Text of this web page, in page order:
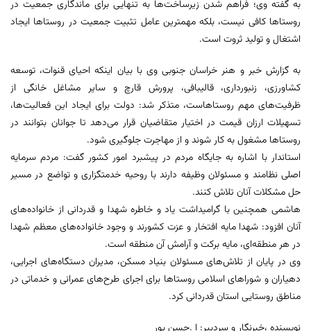
به گفته وی؛ فراهم شدن زیرساخت‌ها به تنهایی برای ماندگاری جمعیت در
روستاها کافی نیست، بلکه مهمترین عامل تثبیت جمعیت در روستاها ایجاد
اشتغال و تولید ثروت است.
به گزارش خبر و هنر خراسان جنوبی وی با بیان اینکه احیای قنوات، توسعه
کشاورزی، زنبورداری، قالیبافی، پرورش قارچ و سایر مشاغل خانگی از
ظرفیت‌های مهم روستاهاست، متذکر شد: دولت برای ایجاد این فعالیت‌ها،
تسهیلات ارزان‌ قیمت در اختیار متقاضیان قرار می‌دهد تا جوانان بتوانند در
روستاها مشغول به کار شوند و از مهاجرت جلوگیری شود.
استاندار با اشاره به جایگاه مردم در پیشبرد امور کشور گفت: مردم سرمایه
اصلی نظامند و مسئولان وظیفه دارند با روحیه خدمتگزاری و تواضع در مسیر
حل مشکلات آنان تلاش کنند.
هاشمی همچنین با گرامیداشت یاد و خاطره شهدا و قدردانی از خانواده‌های
آنان افزود: شهدا مایه افتخار و عزت کشورند و وجود خانواده‌های معظم شهدا
در هر منطقه‌ای، مایه برکت و آرامش آن منطقه است.
وی در پایان از تلاش‌های مسئولان بنیاد مسکن، مدیران دستگاه‌های اجرایی،
دهیاران و شوراهای اسلامی روستاها برای اجرای طرح‌های عمرانی و خدماتی در
مناطق روستایی استان قدردانی کرد.
نویسنده ،خبرنگار و سردبیر: ا .حسن پور